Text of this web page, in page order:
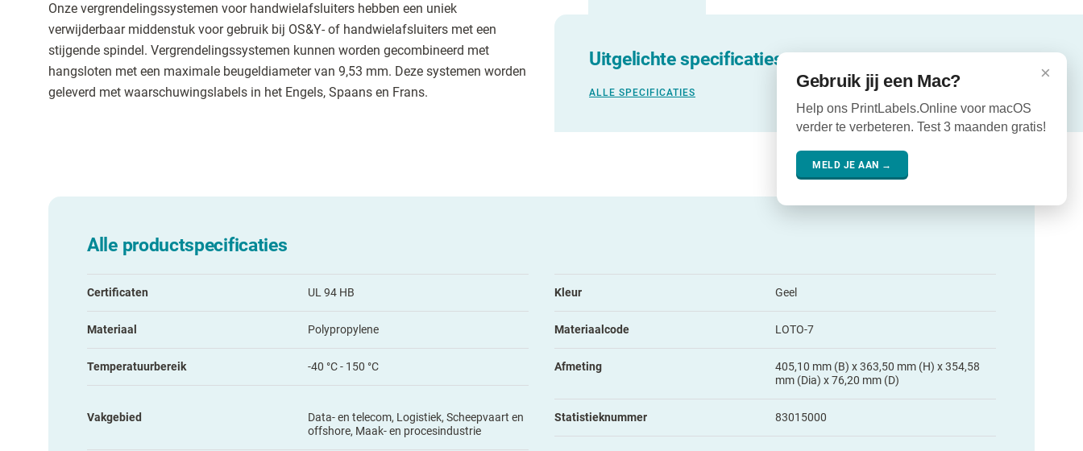
Onze vergrendelingssystemen voor handwielafsluiters hebben een uniek
verwijderbaar middenstuk voor gebruik bij OS&Y- of handwielafsluiters met een
stijgende spindel. Vergrendelingssystemen kunnen worden gecombineerd met
hangsloten met een maximale beugeldiameter van 9,53 mm. Deze systemen worden
geleverd met waarschuwingslabels in het Engels, Spaans en Frans.
Uitgelichte specificaties
ALLE SPECIFICATIES
Alle productspecificaties
Certificaten UL 94 HB Kleur Geel
Materiaal Polypropylene Materiaalcode LOTO-7
Temperatuurbereik -40 °C - 150 °C Afmeting
405,10 mm (B) x 363,50 mm (H) x 354,58
mm (Dia) x 76,20 mm (D)
Vakgebied
Data- en telecom, Logistiek, Scheepvaart en
offshore, Maak- en procesindustrie
Statistieknummer 83015000
×
Gebruik jij een Mac?
Help ons PrintLabels.Online voor macOS
verder te verbeteren. Test 3 maanden gratis!
MELD JE AAN →